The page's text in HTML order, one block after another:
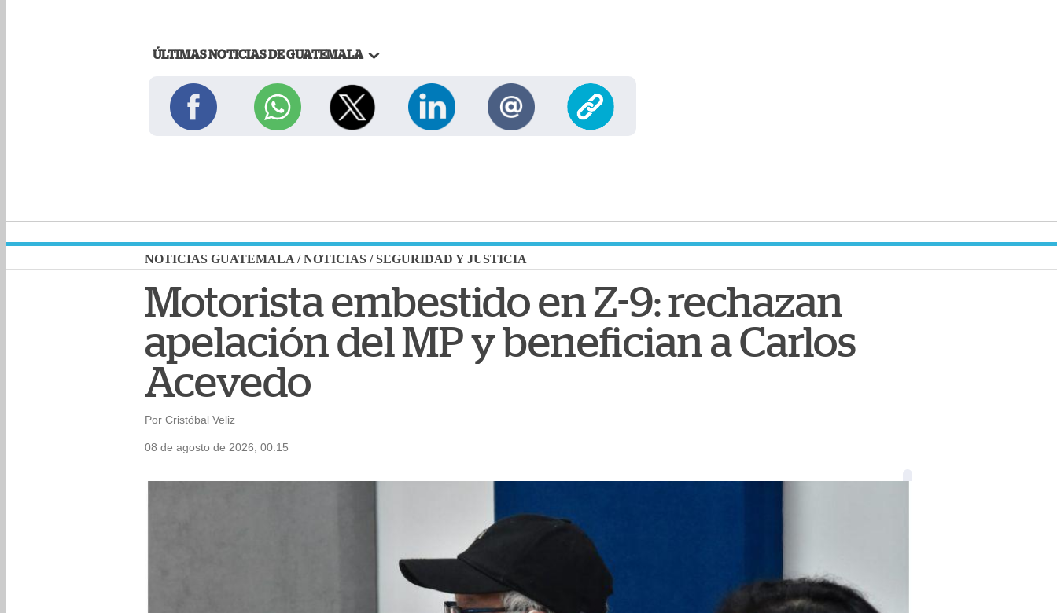
ÚLTIMAS NOTICIAS DE GUATEMALA
NOTICIAS GUATEMALA /NOTICIAS /SEGURIDAD Y JUSTICIA
Motorista embestido en Z-9: rechazan
apelación del MP y benefician a Carlos
Acevedo
Por Cristóbal Veliz
08 de agosto de 2026, 00:15